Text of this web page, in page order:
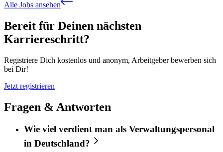
Alle Jobs ansehen
Bereit für Deinen nächsten
Karriereschritt?
Registriere Dich kostenlos und anonym, Arbeitgeber bewerben sich
bei Dir!
Jetzt registrieren
Fragen & Antworten
Wie viel verdient man als Verwaltungspersonal
in Deutschland?